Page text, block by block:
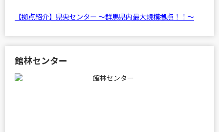
【拠点紹介】県央センター ～群馬県内最大規模拠点！！～
館林センター